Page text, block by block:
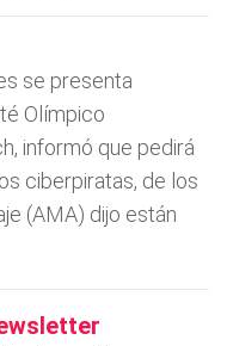
se presenta
Olímpico
informó que pedirá
ciberpiratas, de los
(AMA) dijo están